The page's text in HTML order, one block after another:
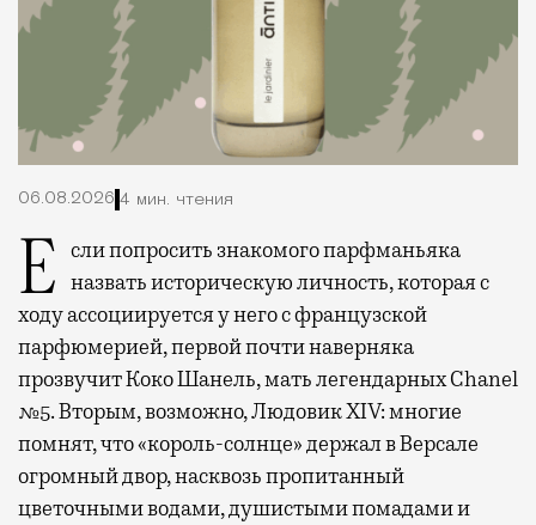
06.08.2026 4 мин. чтения
Если попросить знакомого парфманьяка назвать историческую личность, которая с
ходу ассоциируется у него с французской
парфюмерией, первой почти наверняка
прозвучит Коко Шанель, мать легендарных Chanel
№5. Вторым, возможно, Людовик XIV: многие
помнят, что «король-солнце» держал в Версале
огромный двор, насквозь пропитанный
цветочными водами, душистыми помадами и